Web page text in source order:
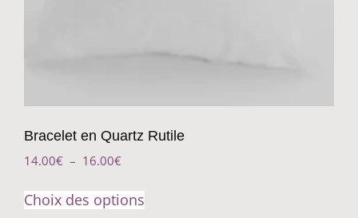
Bracelet en Quartz Rutile
14.00€ – 16.00€
Choix des options